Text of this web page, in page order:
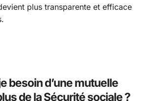
plus transparente et efficace
besoin d’une mutuelle
de la Sécurité sociale ?